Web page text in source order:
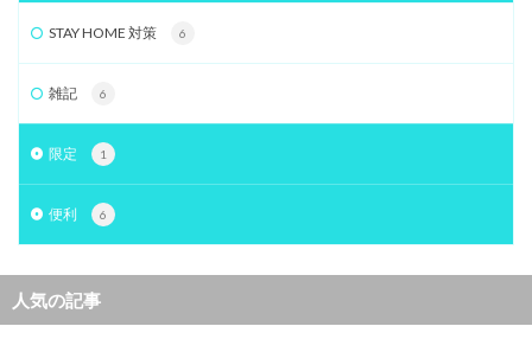
STAY HOME 対策 6
雑記 6
限定 1
便利 6
人気の記事